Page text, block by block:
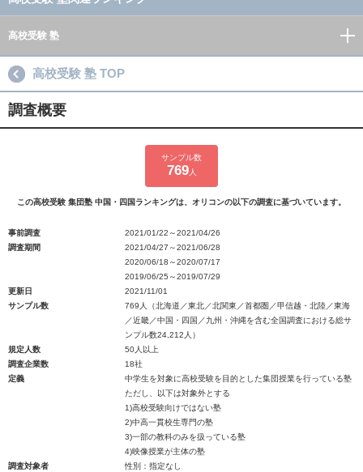
高校受験 塾
高校受験 塾 TOP
調査概要
サンプル数
769人
この高校受験 集団塾 中国・四国ランキングは、オリコンの以下の調査に基づいています。
事前調査
2021/01/22～2021/04/26
調査期間
2021/04/27～2021/06/28
2020/06/18～2020/07/17
2019/06/25～2019/07/29
更新日
2021/11/01
サンプル数
769人（北海道／東北／北関東／首都圏／甲信越・北陸／東海
／近畿／中国・四国／九州・沖縄を含む全国調査における総サ
ンプル数24,212人）
規定人数
50人以上
調査企業数
18社
定義
中学生を対象に高校受験を目的とした集団授業を行っている塾
ただし、以下は対象外とする
1)高校受験向けではない塾
2)中高一貫校生専門の塾
3)一部の教科のみを扱っている塾
4)映像授業が主体の塾
調査対象者
性別：指定なし